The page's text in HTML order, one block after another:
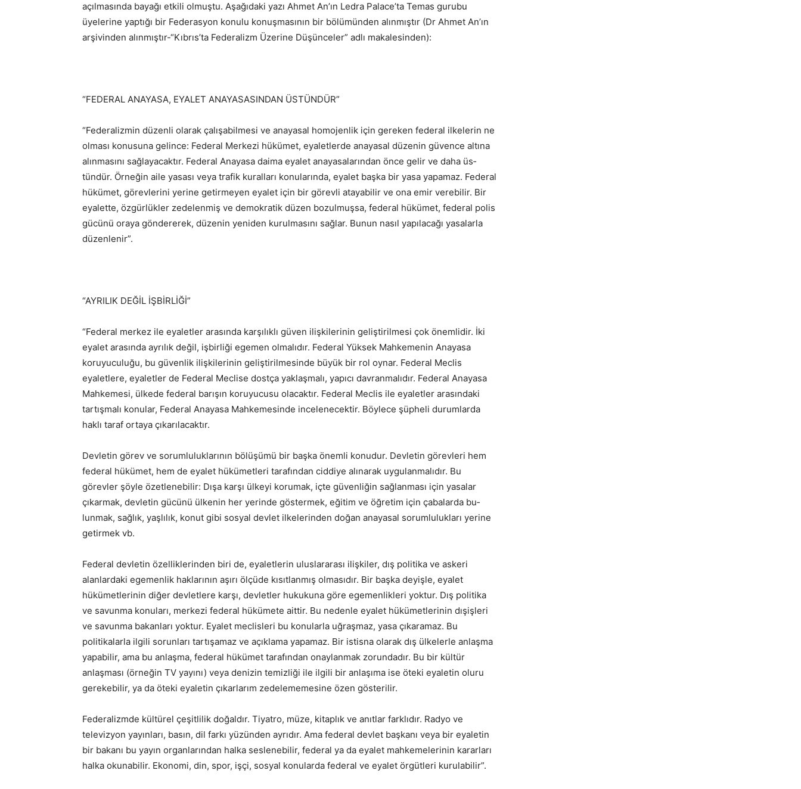
açılmasında bayağı etkili olmuştu. Aşağıdaki yazı Ahmet An’ın Ledra Palace’ta Temas gurubu
üyelerine yaptığı bir Federasyon konulu konuşmasının bir bölümünden alınmıştır (Dr Ahmet An’ın
arşivinden alınmıştır-“Kıbrıs’ta Federalizm Üzerine Düşünceler” adlı makalesinden):
“FEDERAL ANAYASA, EYALET ANAYASASINDAN ÜSTÜNDÜR”
“Federalizmin düzenli olarak çalışabilmesi ve anayasal homojenlik için gereken federal ilkelerin ne
olması konusuna gelince: Federal Merkezi hü­kümet, eyaletlerde anayasal düzenin güvence altı­na
alınmasını sağlayacaktır. Federal Anayasa dai­ma eyalet anayasalarından önce gelir ve daha üs­
tündür. Örneğin aile yasası veya trafik kuralları konularında, eyalet başka bir yasa yapamaz. Fe­deral
hükümet, görevlerini yerine getirmeyen eyalet için bir görevli atayabilir ve ona emir verebilir. Bir
eyalette, özgürlükler zedelenmiş ve demokratik düzen bozulmuşsa, federal hükümet, federal polis
gücünü oraya göndererek, düzenin yeniden kurulmasını sağlar. Bunun nasıl yapılacağı yasalarla
düzenlenir”.
“AYRILIK DEĞİL İŞBİRLİĞİ”
“Federal merkez ile eyaletler arasında karşılıklı güven ilişkilerinin geliştirilmesi çok önemlidir. İki
eyalet arasında ayrılık değil, işbir­liği egemen olmalıdır. Federal Yüksek Mahkeme­nin Anayasa
koruyuculuğu, bu güvenlik ilişkile­rinin geliştirilmesinde büyük bir rol oynar. Fede­ral Meclis
eyaletlere, eyaletler de Federal Meclise dostça yaklaşmalı, yapıcı davranmalıdır. Federal Anayasa
Mahkemesi, ülkede federal barışın ko­ruyucusu olacaktır. Federal Meclis ile eyaletler arasındaki
tartışmalı konular, Federal Anayasa Mahkemesinde incelenecektir. Böylece şüpheli durumlarda
haklı taraf ortaya çıkarılacaktır.
Devletin görev ve sorumluluklarının bölüşü­mü bir başka önemli konudur. Devletin görevleri hem
federal hükümet, hem de eyalet hükümetle­ri tarafından ciddiye alınarak uygulanmalıdır. Bu
görevler şöyle özetlenebilir: Dışa karşı ülkeyi korumak, içte güvenliğin sağlanması için yasalar
çıkarmak, devletin gücünü ülkenin her yerinde göstermek, eğitim ve öğretim için çabalarda bu­
lunmak, sağlık, yaşlılık, konut gibi sosyal devlet ilkelerinden doğan anayasal sorumlulukları yerine
getirmek vb.
Federal devletin özelliklerinden biri de, eya­letlerin uluslararası ilişkiler, dış politika ve askeri
alanlardaki egemenlik haklarının aşırı ölçüde kı­sıtlanmış olmasıdır. Bir başka deyişle, eyalet
hükümetlerinin diğer devletlere karşı, devletler hu­kukuna göre egemenlikleri yoktur. Dış politika
ve savunma konuları, merkezi federal hükümete aittir. Bu nedenle eyalet hükümetlerinin dışişle­ri
ve savunma bakanları yoktur. Eyalet meclis­leri bu konularla uğraşmaz, yasa çıkaramaz. Bu
politikalarla ilgili sorunları tartışamaz ve açıklama yapamaz. Bir istisna olarak dış ülkelerle anlaş­ma
yapabilir, ama bu anlaşma, federal hükümet tarafından onaylanmak zorundadır. Bu bir kültür
anlaşması (örneğin TV yayını) veya denizin te­mizliği ile ilgili bir anlaşıma ise öteki eyaletin oluru
gerekebilir, ya da öteki eyaletin çıkarlarım zedelememesine özen gösterilir.
Federalizmde kültürel çeşitlilik doğaldır. Tiyatro, müze, ki­taplık ve anıtlar farklıdır. Radyo ve
televizyon yayınları, basın, dil farkı yüzünden ayrıdır. Ama federal devlet başkanı veya bir eyaletin
bir bakanı bu yayın organlarından halka seslenebilir, fede­ral ya da eyalet mahkemelerinin kararları
halka okunabilir. Ekonomi, din, spor, işçi, sosyal ko­nularda federal ve eyalet örgütleri kurulabilir”.